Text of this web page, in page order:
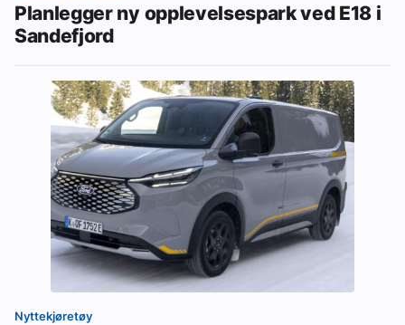
Planlegger ny opplevelsespark ved E18 i
Sandefjord
Nyttekjøretøy